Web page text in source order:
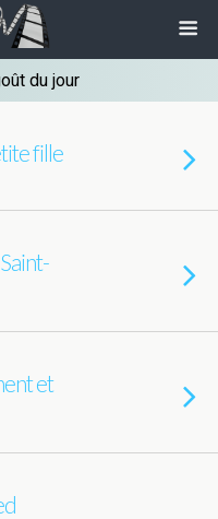
du jour
fille
et